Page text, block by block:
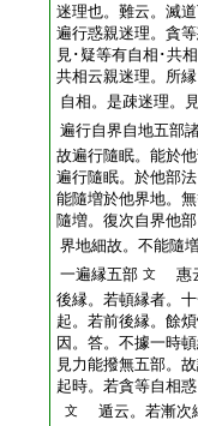
迷理也。難云。滅
遍行惑親迷理。貪
見･疑等有自相･共
共相云親迷理。所
自相。是疎迷理。
遍行自界自地五部
故遍行隨眠。能於
遍行隨眠。於他部
能隨増於他界地。
隨増。復次自界他
界地細故。不能隨
一遍縁五部 文
惠
後縁。若頓縁者。
起。若前後縁。餘
因。答。不據一時
見力能撥無五部。
起時。若貪等自相
文
遁云。若漸次